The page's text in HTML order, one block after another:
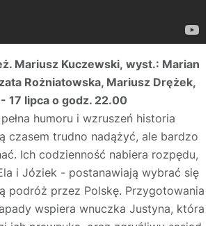
Mariusz Kuczewski, wyst.: Marian
Rożniatowska, Mariusz Drężek,
17 lipca o godz. 22.00
humoru i wzruszeń historia
czasem trudno nadążyć, ale bardzo
Ich codzienność nabiera rozpędu,
i Józiek - postanawiają wybrać się
podróż przez Polskę. Przygotowania
wspiera wnuczka Justyna, która